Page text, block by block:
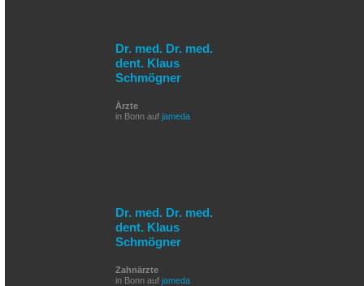
Dr. med. Dr. med.
dent. Klaus
Schmögner
Ärzte
in Bonn auf jameda
Dr. med. Dr. med.
dent. Klaus
Schmögner
Zahnärzte
in Bonn auf jameda